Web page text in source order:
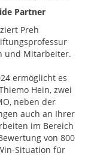
Partner
Preh
und Mitarbeiter.
ermöglicht es
Hein, zwei
neben der
auch an Ihrer
im Bereich
von 800
Situation für